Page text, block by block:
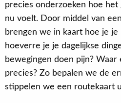
precies onderzoeken hoe
nu voelt. Door middel van
brengen we in kaart hoe je
hoeverre je je dagelijkse
bewegingen doen pijn? Waar
precies? Zo bepalen we de
stippelen we een routekaart